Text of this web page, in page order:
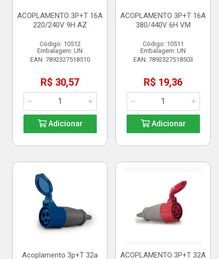
ACOPLAMENTO 3P+T 16A
220/240V 9H AZ
Código: 10512
Embalagem: UN
EAN: 7892327518510
R$ 30,57
Adicionar
ACOPLAMENTO 3P+T 16A
380/440V 6H VM
Código: 10511
Embalagem: UN
EAN: 7892327518503
R$ 19,36
Adicionar
Acoplamento 3p+T 32a
ACOPLAMENTO 3P+T 32A